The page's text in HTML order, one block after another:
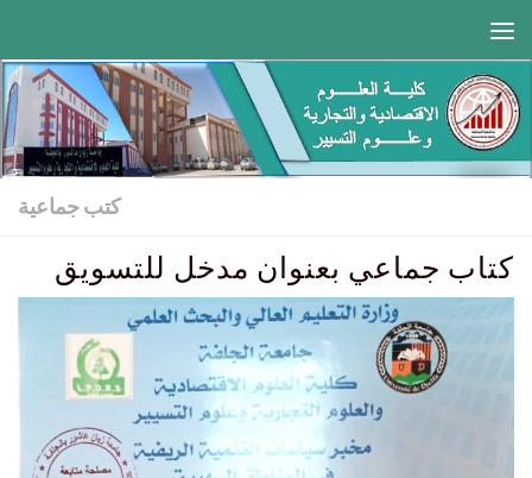
كتب جماعية
كتاب جماعي بعنوان مدخل للتسويق